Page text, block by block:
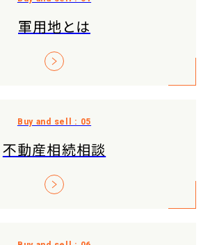
軍用地とは
不動産相続相談